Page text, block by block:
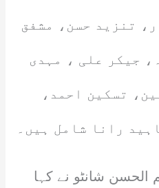
تنزید حسن، مشفق
جیکر علی ، مہدی
تسکین احمد،
رانا شامل ہیں۔
الحسن شانٹو نے کہا